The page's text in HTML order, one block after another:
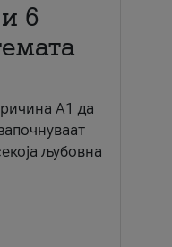
6
А1 да
љубовна